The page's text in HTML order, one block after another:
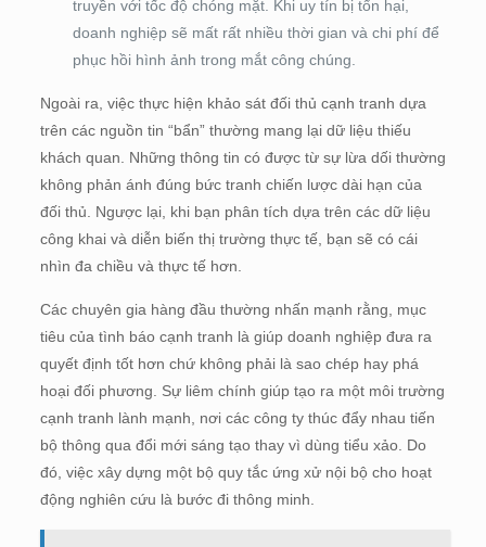
truyền với tốc độ chóng mặt. Khi uy tín bị tổn hại,
doanh nghiệp sẽ mất rất nhiều thời gian và chi phí để
phục hồi hình ảnh trong mắt công chúng.
Ngoài ra, việc thực hiện khảo sát đối thủ cạnh tranh dựa
trên các nguồn tin “bẩn” thường mang lại dữ liệu thiếu
khách quan. Những thông tin có được từ sự lừa dối thường
không phản ánh đúng bức tranh chiến lược dài hạn của
đối thủ. Ngược lại, khi bạn phân tích dựa trên các dữ liệu
công khai và diễn biến thị trường thực tế, bạn sẽ có cái
nhìn đa chiều và thực tế hơn.
Các chuyên gia hàng đầu thường nhấn mạnh rằng, mục
tiêu của tình báo cạnh tranh là giúp doanh nghiệp đưa ra
quyết định tốt hơn chứ không phải là sao chép hay phá
hoại đối phương. Sự liêm chính giúp tạo ra một môi trường
cạnh tranh lành mạnh, nơi các công ty thúc đẩy nhau tiến
bộ thông qua đổi mới sáng tạo thay vì dùng tiểu xảo. Do
đó, việc xây dựng một bộ quy tắc ứng xử nội bộ cho hoạt
động nghiên cứu là bước đi thông minh.